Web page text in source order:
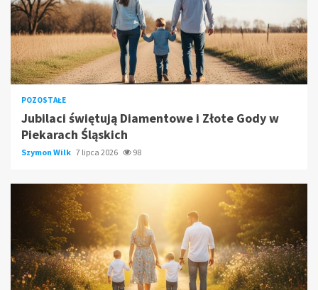
POZOSTAŁE
Jubilaci świętują Diamentowe i Złote Gody w
Piekarach Śląskich
Szymon Wilk 7 lipca 2026 98